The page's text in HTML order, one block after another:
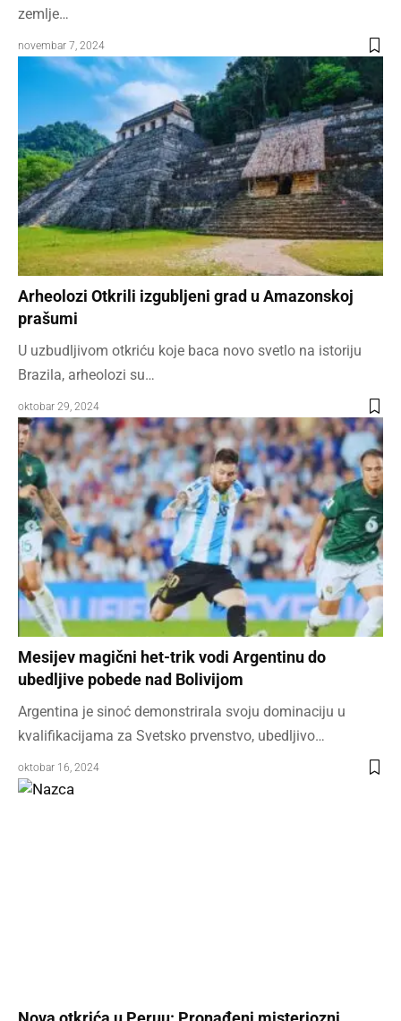
zemlje…
novembar 7, 2024
Arheolozi Otkrili izgubljeni grad u Amazonskoj
prašumi
U uzbudljivom otkriću koje baca novo svetlo na istoriju
Brazila, arheolozi su…
oktobar 29, 2024
Mesijev magični het-trik vodi Argentinu do
ubedljive pobede nad Bolivijom
Argentina je sinoć demonstrirala svoju dominaciju u
kvalifikacijama za Svetsko prvenstvo, ubedljivo…
oktobar 16, 2024